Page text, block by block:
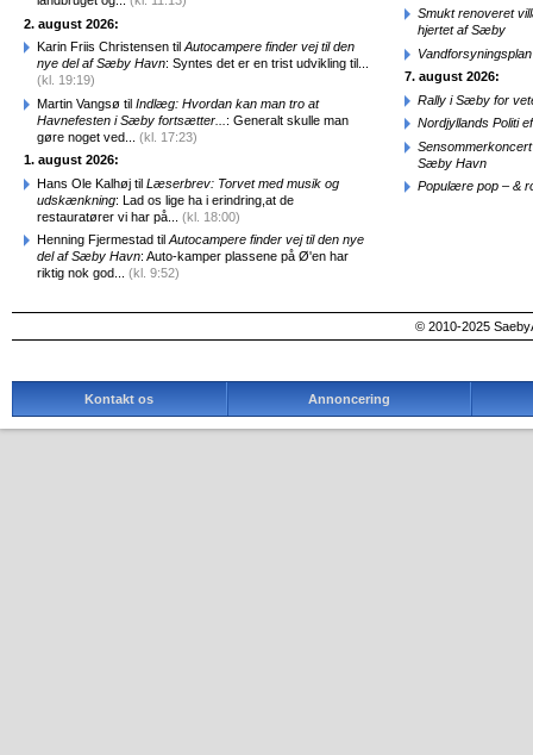
2. august 2026:
Karin Friis Christensen til Autocampere finder vej til den
nye del af Sæby Havn: Syntes det er en trist udvikling til...
(kl. 19:19)
Martin Vangsø til Indlæg: Hvordan kan man tro at
Havnefesten i Sæby fortsætter... : Generalt skulle man
gøre noget ved... (kl. 17:23)
1. august 2026:
Hans Ole Kalhøj til Læserbrev: Torvet med musik og
udskænkning: Lad os lige ha i erindring,at de
restauratører vi har på... (kl. 18:00)
Henning Fjermestad til Autocampere finder vej til den nye
del af Sæby Havn: Auto-kamper plassene på Ø'en har
riktig nok god... (kl. 9:52)
Smukt renoveret
hjertet af Sæby
7. august 2026:
Rally i Sæby for
Nordjyllands Politi
Sæby Havn
Populære pop – &
© 2010-2025
Kontakt os Annoncering